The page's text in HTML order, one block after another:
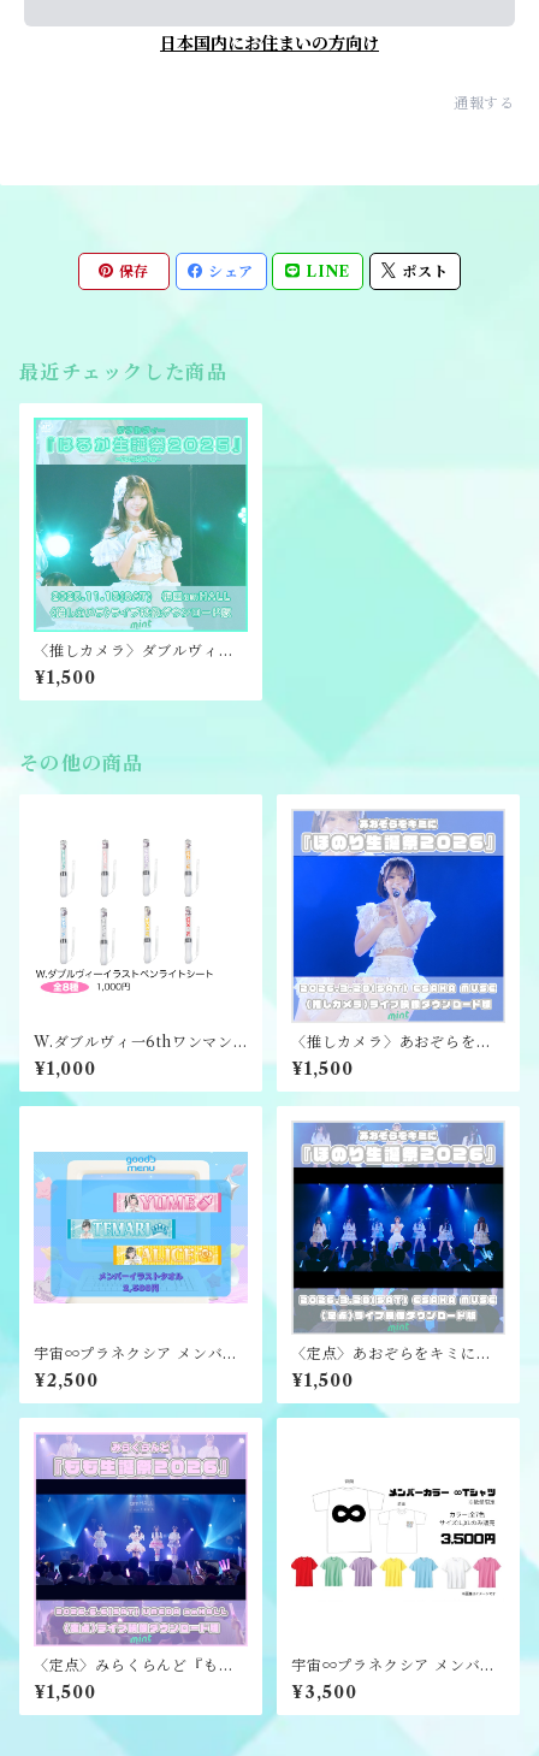
日本国内にお住まいの方向け
通報する
保存 シェア LINE ポスト
最近チェックした商品
〈推しカメラ〉ダブルヴィー
『はるか生誕祭2025』ライブ
映像ダウンロード版
¥1,500
その他の商品
W.ダブルヴィ一6thワンマン
ライブ メンバーペンライト
シ一ト
¥1,000
〈推しカメラ〉あおぞらをキ
ミに『ほのり生誕祭2026』ラ
イブ映像ダウンロード版
¥1,500
宇宙∞プラネクシア メンバー
イラストタオル
¥2,500
〈定点〉あおぞらをキミに
『ほのり生誕祭2026』ライブ
映像ダウンロード版
¥1,500
〈定点〉みらくらんど『もも
生誕祭2026』ライブ映像ダウ
ンロード版
¥1,500
宇宙∞プラネクシア メンバー
カラー ∞Tシャツ
¥3,500